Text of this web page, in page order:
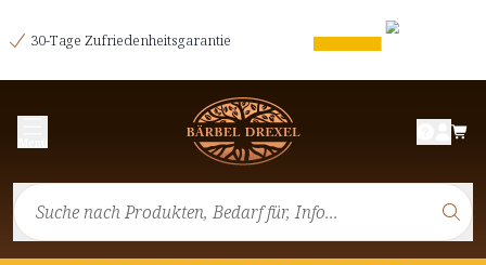
30-Tage Zufriedenheitsgarantie